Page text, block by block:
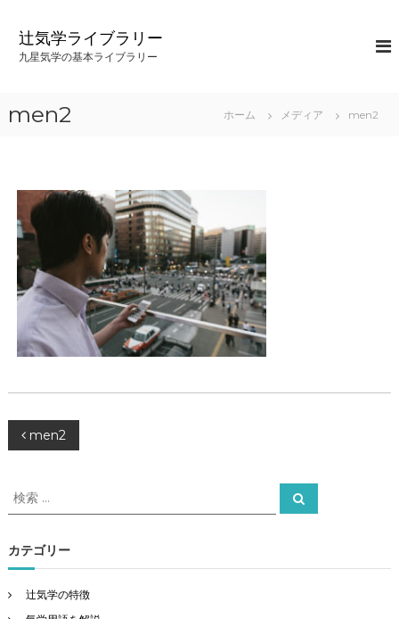
ス
辻気学ライブラリー
九星気学の基本ライブラリー
men2 ホーム メディア men2
投
ナ
ビ
ゲ
men2
検
索
象
:
検
索
カテゴリー
辻気学の特徴